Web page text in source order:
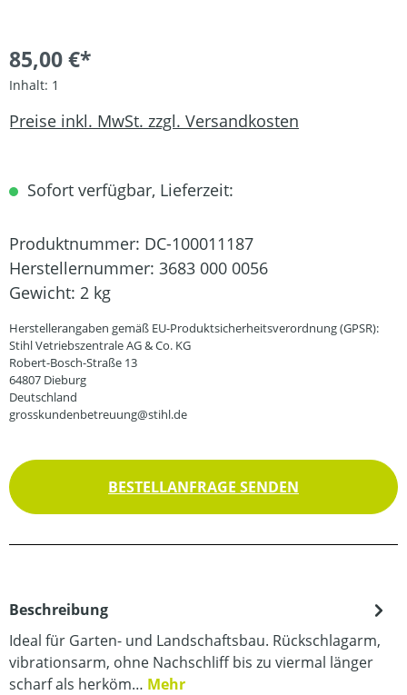
85,00 €*
Inhalt: 1
Preise inkl. MwSt. zzgl. Versandkosten
Sofort verfügbar, Lieferzeit:
Produktnummer: DC-100011187
Herstellernummer: 3683 000 0056
Gewicht: 2 kg
Herstellerangaben gemäß EU-Produktsicherheitsverordnung (GPSR):
Stihl Vetriebszentrale AG & Co. KG
Robert-Bosch-Straße 13
64807 Dieburg
Deutschland
grosskundenbetreuung@stihl.de
BESTELLANFRAGE SENDEN
Beschreibung
Ideal für Garten- und Landschaftsbau. Rückschlagarm,
vibrationsarm, ohne Nachschliff bis zu viermal länger
scharf als herköm… Mehr